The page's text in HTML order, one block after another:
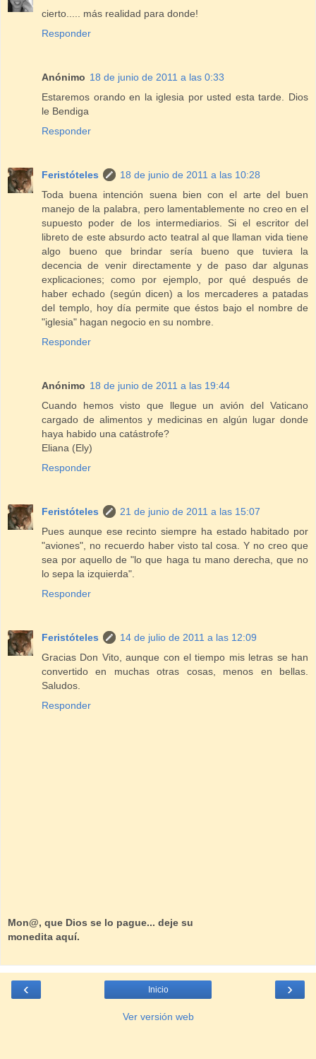
cierto..... más realidad para donde!
Responder
Anónimo 18 de junio de 2011 a las 0:33
Estaremos orando en la iglesia por usted esta tarde. Dios
le Bendiga
Responder
Feristóteles
18 de junio de 2011 a las 10:28
Toda buena intención suena bien con el arte del buen
manejo de la palabra, pero lamentablemente no creo en el
supuesto poder de los intermediarios. Si el escritor del
libreto de este absurdo acto teatral al que llaman vida tiene
algo bueno que brindar sería bueno que tuviera la
decencia de venir directamente y de paso dar algunas
explicaciones; como por ejemplo, por qué después de
haber echado (según dicen) a los mercaderes a patadas
del templo, hoy día permite que éstos bajo el nombre de
"iglesia" hagan negocio en su nombre.
Responder
Anónimo 18 de junio de 2011 a las 19:44
Cuando hemos visto que llegue un avión del Vaticano
cargado de alimentos y medicinas en algún lugar donde
haya habido una catástrofe?
Eliana (Ely)
Responder
Feristóteles
21 de junio de 2011 a las 15:07
Pues aunque ese recinto siempre ha estado habitado por
"aviones", no recuerdo haber visto tal cosa. Y no creo que
sea por aquello de "lo que haga tu mano derecha, que no
lo sepa la izquierda".
Responder
Feristóteles
14 de julio de 2011 a las 12:09
Gracias Don Vito, aunque con el tiempo mis letras se han
convertido en muchas otras cosas, menos en bellas.
Saludos.
Responder
Mon@, que Dios se lo pague... deje su
monedita aquí.
‹ ›
Inicio
Ver versión web